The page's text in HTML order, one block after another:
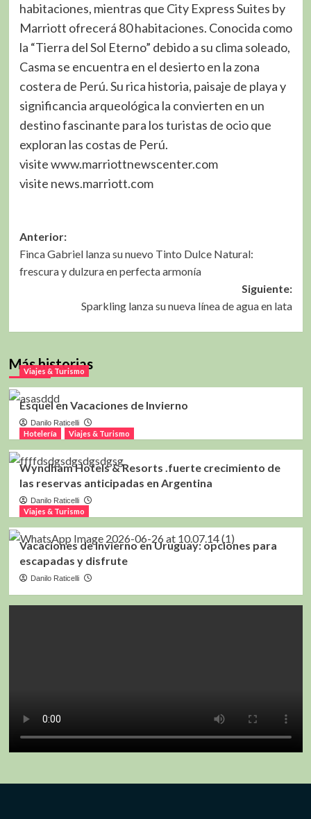
habitaciones, mientras que City Express Suites by
Marriott ofrecerá 80 habitaciones. Conocida como
la “Tierra del Sol Eterno” debido a su clima soleado,
Casma se encuentra en el desierto en la zona
costera de Perú. Su rica historia, paisaje de playa y
significancia arqueológica la convierten en un
destino fascinante para los turistas de ocio que
exploran las costas de Perú.
visite www.marriottnewscenter.com
visite news.marriott.com
Navegación
de
entradas
Anterior:
Finca Gabriel lanza su nuevo Tinto Dulce Natural:
frescura y dulzura en perfecta armonía
Siguiente:
Sparkling lanza su nueva línea de agua en lata
Más historias
Viajes & Turismo
Esquel en Vacaciones de Invierno
Danilo Raticelli
Hotelería Viajes & Turismo
Wyndham Hotels & Resorts .fuerte crecimiento de
las reservas anticipadas en Argentina
Danilo Raticelli
Viajes & Turismo
Vacaciones de invierno en Uruguay: opciones para
escapadas y disfrute
Danilo Raticelli